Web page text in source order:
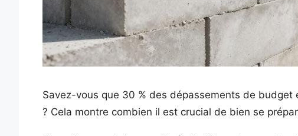
Savez-vous que 30 % des dépassements de budget
? Cela montre combien il est crucial de bien se